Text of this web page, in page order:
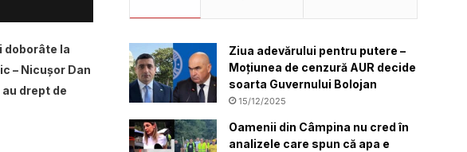
doborâte la
– Nicușor Dan
drept de
Ziua adevărului pentru putere –
Moțiunea de cenzură AUR decide
soarta Guvernului Bolojan
15/12/2025
Oamenii din Câmpina nu cred în
analizele care spun că apa e